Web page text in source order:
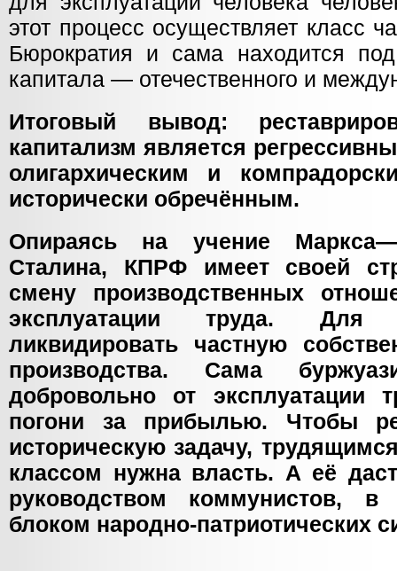
этот процесс осуществляет класс
Бюрократия и сама находится
капитала — отечественного и
Итоговый вывод:
капитализм является
олигархическим и
исторически обречённым.
Опираясь на учение
Сталина, КПРФ имеет своей
смену производственных
эксплуатации труда. Для
ликвидировать частную
производства. Сама
добровольно от эксплуатации
погони за прибылью. Чтобы
историческую задачу,
классом нужна власть. А её
руководством коммунистов,
блоком народно-патриотических